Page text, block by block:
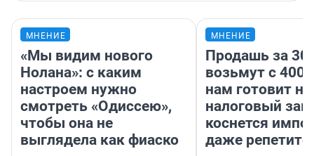
МНЕНИЕ
«Мы видим нового
Нолана»: с каким
настроем нужно
смотреть «Одиссею»,
чтобы она не
выглядела как фиаско
МНЕНИЕ
Продашь за
возьмут с
нам готовит
налоговый
коснется
даже